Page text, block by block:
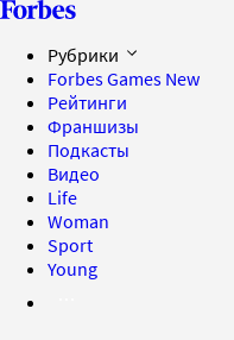
Рубрики
Forbes Games New
Рейтинги
Франшизы
Подкасты
Видео
Life
Woman
Sport
Young